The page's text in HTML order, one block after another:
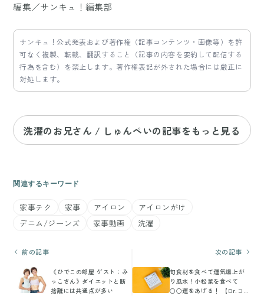
編集／サンキュ！編集部
サンキュ！公式発表および著作権（記事コンテンツ・画像等）を許
可なく複製、転載、翻訳すること（記事の内容を要約して配信する
行為を含む）を禁止します。著作権表記が外された場合には厳正に
対処します。
洗濯のお兄さん / しゅんぺいの記事をもっと見る
関連するキーワード
家事テク 家事 アイロン
アイロンがけ
デニム/ジーンズ
家事動画 洗濯
前の記事
《ひでこの部屋 ゲスト：み
っこさん》ダイエットと断
捨離には共通点が多い
次の記事
旬食材を食べて運気爆上が
り風水！小松菜を食べて
○○運をあげる！ 【Dr.コパ